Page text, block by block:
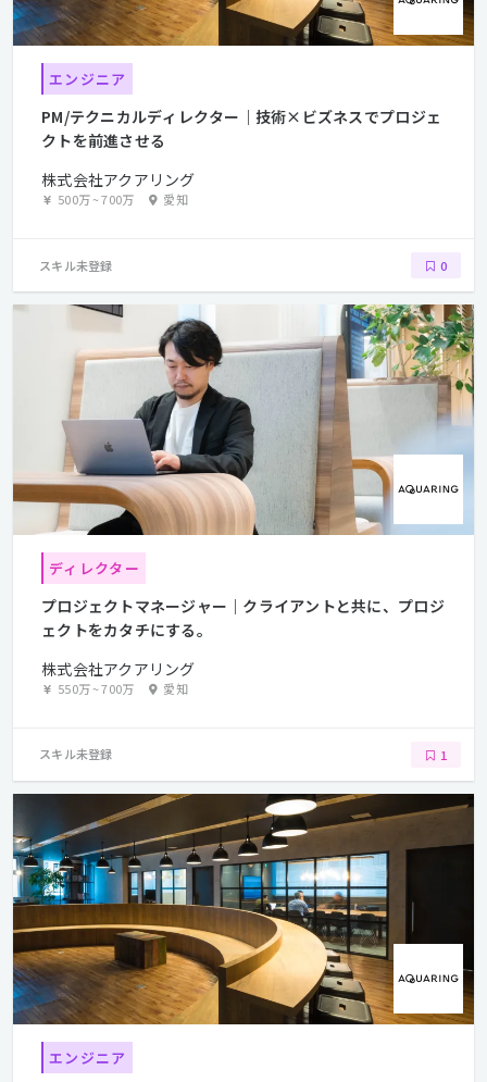
エンジニア
PM/テクニカルディレクター｜技術×ビズネスでプロジェ
クトを前進させる
株式会社アクアリング
500万~700万 愛知
スキル未登録 0
ディレクター
プロジェクトマネージャー｜クライアントと共に、プロジ
ェクトをカタチにする。
株式会社アクアリング
550万~700万 愛知
スキル未登録 1
エンジニア